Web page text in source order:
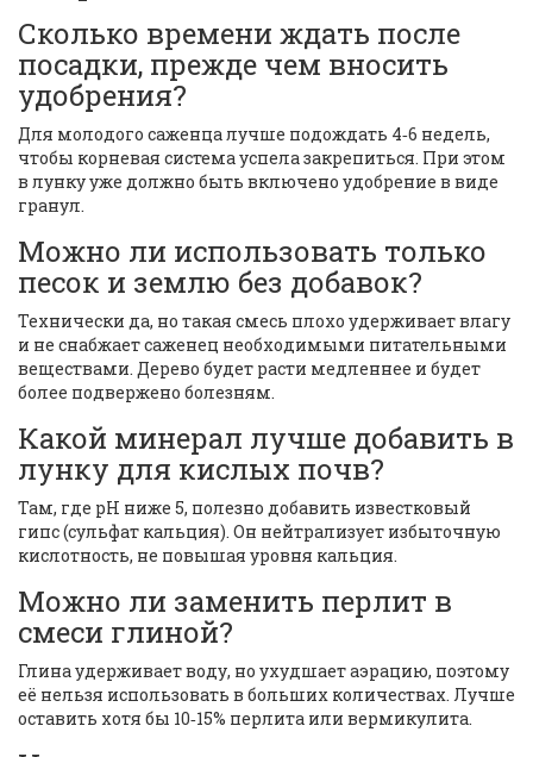
Сколько времени ждать после
посадки, прежде чем вносить
удобрения?
Для молодого саженца лучше подождать 4‑6 недель,
чтобы корневая система успела закрепиться. При этом
в лунку уже должно быть включено удобрение в виде
гранул.
Можно ли использовать только
песок и землю без добавок?
Технически да, но такая смесь плохо удерживает влагу
и не снабжает саженец необходимыми питательными
веществами. Дерево будет расти медленнее и будет
более подвержено болезням.
Какой минерал лучше добавить в
лунку для кислых почв?
Там, где pH ниже 5, полезно добавить известковый
гипс (сульфат кальция). Он нейтрализует избыточную
кислотность, не повышая уровня кальция.
Можно ли заменить перлит в
смеси глиной?
Глина удерживает воду, но ухудшает аэрацию, поэтому
её нельзя использовать в больших количествах. Лучше
оставить хотя бы 10‑15% перлита или вермикулита.